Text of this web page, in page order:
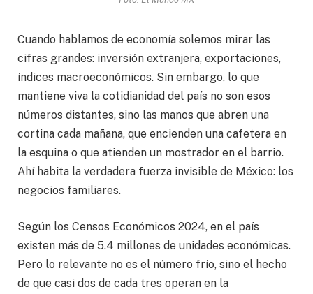
Cuando hablamos de economía solemos mirar las
cifras grandes: inversión extranjera, exportaciones,
índices macroeconómicos. Sin embargo, lo que
mantiene viva la cotidianidad del país no son esos
números distantes, sino las manos que abren una
cortina cada mañana, que encienden una cafetera en
la esquina o que atienden un mostrador en el barrio.
Ahí habita la verdadera fuerza invisible de México: los
negocios familiares.
Según los Censos Económicos 2024, en el país
existen más de 5.4 millones de unidades económicas.
Pero lo relevante no es el número frío, sino el hecho
de que casi dos de cada tres operan en la